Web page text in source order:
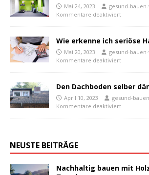
Mai 24, 2023
gesund-
Kommentare deaktiviert
Wie erkenne ich seriöse
Mai 20, 2023
gesund-
Kommentare deaktiviert
Den Dachboden selber
April 10, 2023
gesund-
Kommentare deaktiviert
NEUSTE BEITRÄGE
Nachhaltig bauen mit